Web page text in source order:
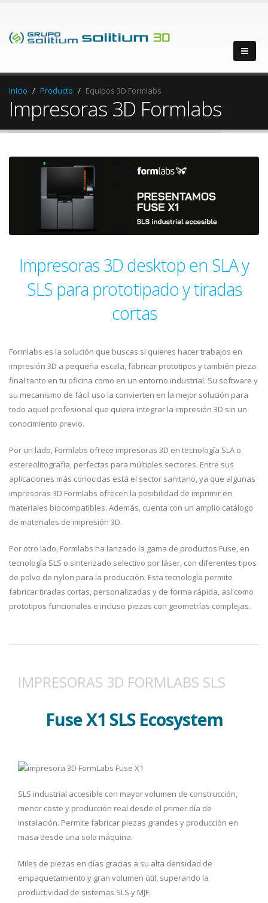
Inicio Producto Equipos 3D Formlabs
Impresoras 3D Formlabs
Impresoras 3D desktop en SLA y
SLS para prototipado y tiradas
cortas
Formlabs es la solución que buscas si quieres hacer trabajos en
impresión 3D a pequeña escala, fabricar prototipos y también pieza
final tanto en tu oficina como en un entorno industrial. Su software y
su mecanismo de fácil uso la convierten en la mejor solución para
todo aquel profesional que quiera integrar la impresión 3D sin un
conocimiento previo.
Por un lado, Formlabs ofrece impresoras 3D en tecnología SLA o
estereolitografía, perfectas para múltiples sectores. Entre sus
aplicaciones más conocidas está el sector sanitario, ya que algunas
impresoras 3D Formlabs ofrecen la posibilidad de imprimir en
materiales biocompatibles. Además, cuenta con un amplio catálogo
de materiales de impresión 3D.
Por otro lado, Formlabs ha lanzado la gama de productos Fuse, en
tecnología SLS o sinterizado selectivo por láser, con diferentes tipos
de polvo de nylon para la producción. Esta tecnología permite
fabricar tiradas cortas, personalizadas y de forma rápida, así como
prototipos funcionales e incluso piezas con geometrías complejas.
IMPRESORAS 3D FORMLABS SLS
Fuse X1 SLS Ecosystem
SLS industrial accesible con mayor volumen de construcción,
menor coste y producción real desde el primer día de
instalación. Permite fabricar piezas grandes y producción en
masa desde una sola máquina.
Miles de piezas en días gracias a su alta densidad de
empaquetamiento y gran volumen útil, superando la
productividad de sistemas SLS y MJF.